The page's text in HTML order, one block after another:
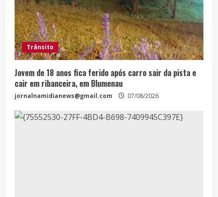
Trânsito
Jovem de 18 anos fica ferido após carro sair da pista e
cair em ribanceira, em Blumenau
jornalnamidianews@gmail.com 07/08/2026